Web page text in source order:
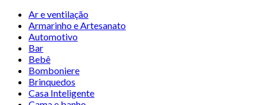
Ar e ventilação
Armarinho e Artesanato
Automotivo
Bar
Bebê
Bomboniere
Brinquedos
Casa Inteligente